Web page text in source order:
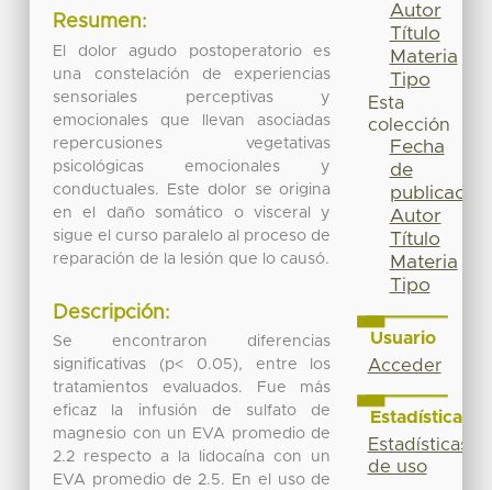
Resumen:
El dolor agudo postoperatorio es
una constelación de experiencias
sensoriales perceptivas y
emocionales que llevan asociadas
repercusiones vegetativas
psicológicas emocionales y
conductuales. Este dolor se origina
en el daño somático o visceral y
sigue el curso paralelo al proceso de
reparación de la lesión que lo causó.
Descripción:
Se encontraron diferencias
significativas (p< 0.05), entre los
tratamientos evaluados. Fue más
eficaz la infusión de sulfato de
magnesio con un EVA promedio de
2.2 respecto a la lidocaína con un
EVA promedio de 2.5. En el uso de
Autor
Título
Materia
Tipo
Esta
colección
Fecha
de
publicación
Autor
Título
Materia
Tipo
Usuario
Acceder
Estadísticas
Estadísticas
de uso